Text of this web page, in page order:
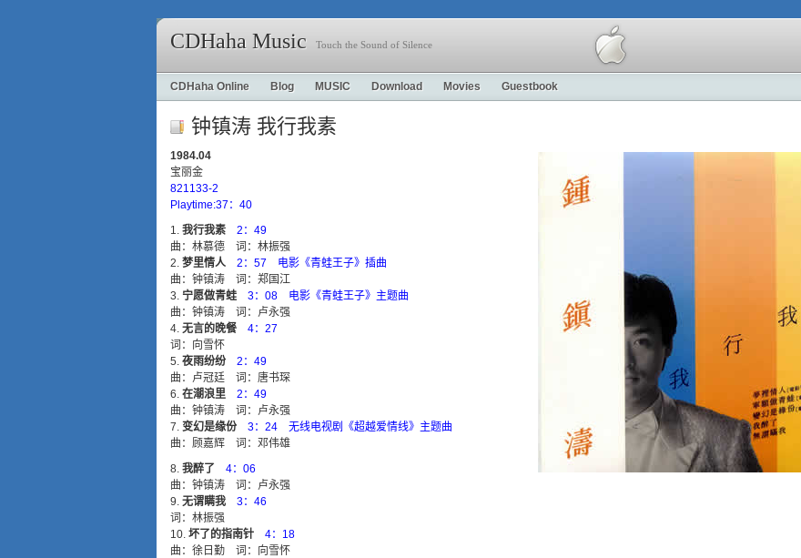
CDHaha Music Touch the Sound of Silence
CDHaha Online Blog MUSIC Download Movies Guestbook
钟镇涛 我行我素
1984.04
宝丽金
821133-2
Playtime:37：40
我行我素
2：49
曲：林慕德 词：林振强
梦里情人
2：57 电影《青蛙王子》插曲
曲：钟镇涛 词：郑国江
宁愿做青蛙
3：08 电影《青蛙王子》主题曲
曲：钟镇涛 词：卢永强
无言的晚餐
4：27
词：向雪怀
夜雨纷纷
2：49
曲：卢冠廷 词：唐书琛
在潮浪里
2：49
曲：钟镇涛 词：卢永强
变幻是缘份
3：24 无线电视剧《超越爱情线》主题曲
曲：顾嘉辉 词：邓伟雄
我醉了
4：06
曲：钟镇涛 词：卢永强
无谓瞒我
3：46
词：林振强
坏了的指南针
4：18
曲：徐日勤 词：向雪怀